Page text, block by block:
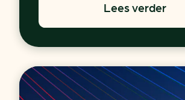
Lees verder